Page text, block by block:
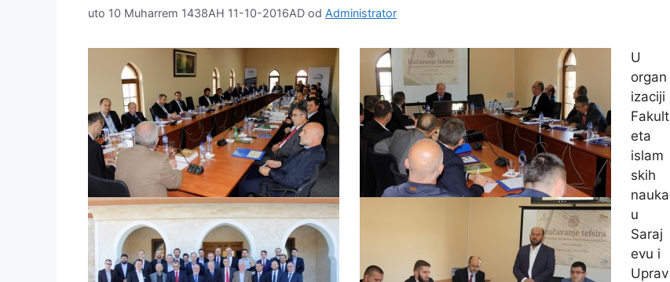
uto 10 Muharrem 1438AH 11-10-2016AD od Administrator
U
organ
izaciji
Fakult
eta
islam
skih
nauka
u
Saraj
evu i
Uprav